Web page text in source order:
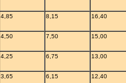
4,85 8,15 16,40
4,50 7,50 15,00
4,25 6,75 13,00
3,65 6,15 12,40